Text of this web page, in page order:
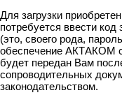
Для загрузки
потребуется ввести код
(это, своего рода,
обеспечение АКТАКОМ
будет передан Вам
сопроводительных
законодательством.